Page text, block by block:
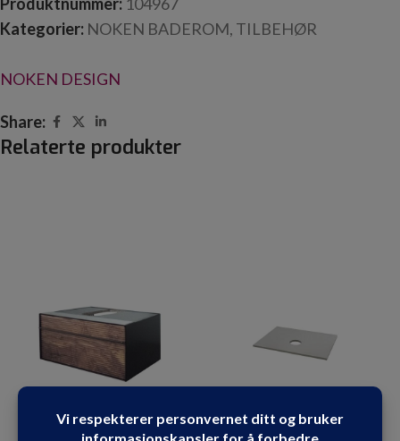
Kategorier: NOKEN BADEROM, TILBEHØR
NOKEN DESIGN
Share:
Relaterte produkter